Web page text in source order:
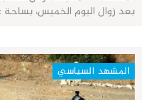
بعد زوال اليوم الخميس،
المشهد السياسي